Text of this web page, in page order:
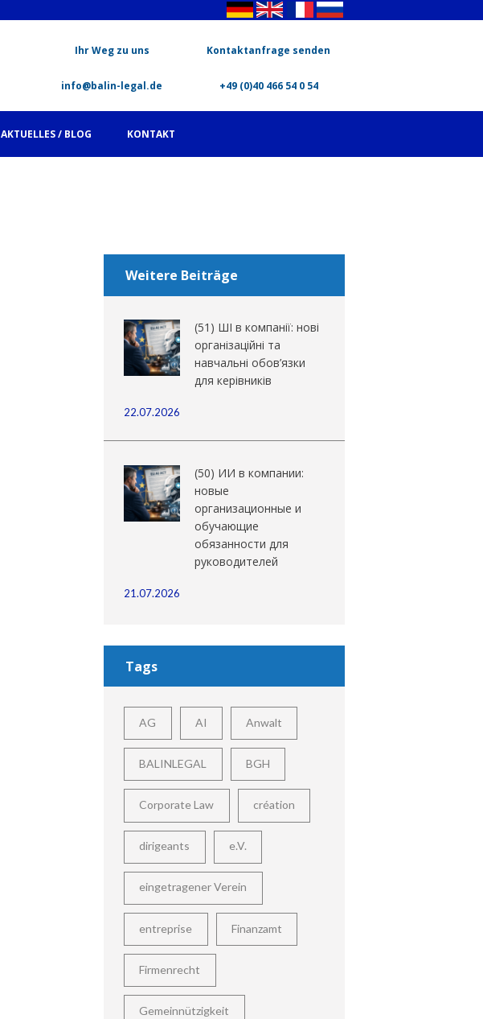
Ihr Weg zu uns Kontaktanfrage senden
info@balin-legal.de +49 (0)40 466 54 0 54
AKTUELLES / BLOG KONTAKT
Weitere Beiträge
(51) ШІ в компанії: нові
організаційні та
навчальні обов’язки
для керівників
22.07.2026
(50) ИИ в компании:
новые
организационные и
обучающие
обязанности для
руководителей
21.07.2026
Tags
AG AI Anwalt
BALINLEGAL BGH
Corporate Law création
dirigeants e.V.
eingetragener Verein
entreprise Finanzamt
Firmenrecht
Gemeinnützigkeit